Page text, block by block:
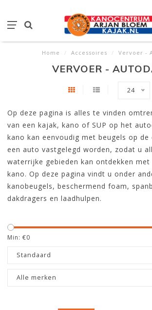
Home / Accessoires / Vervoer -
VERVOER -
24
Op deze pagina is alles te vinden
van een kajak, kano of SUP op het
kano kan eenvoudig met beugels op de
een auto vastgelegd worden, zodat u
waterrijke gebieden kan ontdekken
kano. Op deze pagina vindt u onder
kanobeugels, beschermend foam,
dakdragers en laadhulpen.
Min: €0
Standaard
Alle merken